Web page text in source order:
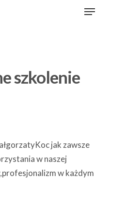
Menu
szkolenie
jak zawsze
w naszej
w każdym